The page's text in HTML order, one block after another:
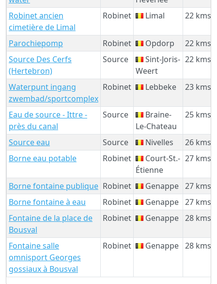
Robinet ancien
cimetière de Limal
Robinet Limal 22 kms
Parochiepomp Robinet Opdorp
22 kms
Source Des Cerfs
(Hertebron)
Source
Sint-Joris-
Weert
22 kms
Waterpunt ingang
zwembad/sportcomplex
Robinet Lebbeke 23 kms
Eau de source - Ittre -
près du canal
Source
Braine-
Le-Chateau
25 kms
Source eau Source Nivelles
26 kms
Borne eau potable
Robinet
Court-St.-
Étienne
27 kms
Borne fontaine publique Robinet Genappe 27 kms
Borne fontaine à eau
Robinet Genappe 27 kms
Fontaine de la place de
Bousval
Robinet Genappe 28 kms
Fontaine salle
omnisport Georges
gossiaux à Bousval
Robinet Genappe 28 kms